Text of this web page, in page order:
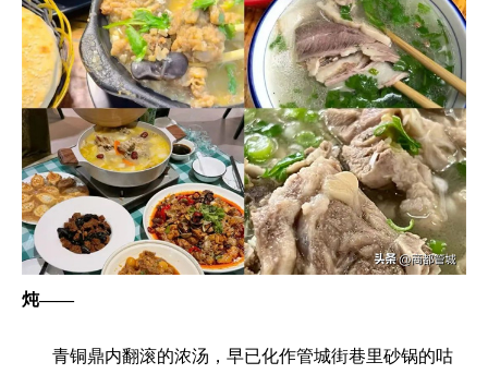
炖——
青铜鼎内翻滚的浓汤，早已化作管城街巷里砂锅的咕